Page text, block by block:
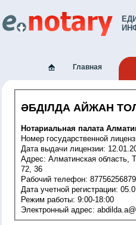
Главная
ӘБДІЛДА АЙЖАН
Нотариальная палата
Дата выдачи лицензии:
Адрес: Алматинская область, Талгарский район, г.Талгар, Рыскулова,
72, 36
Рабочий телефон: 87756256879
Дата
Режим работы: 9:00-18:00
Электронный адрес: